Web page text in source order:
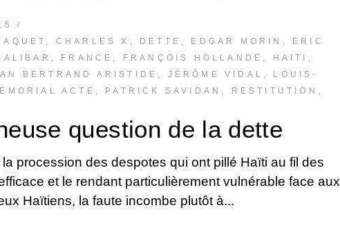
, CHARLES X , DETTE , EDGAR MORIN , ERIC
, FRANCE , FRANÇOIS HOLLANDE , HAITI ,
BERTRAND ARISTIDE , JÉRÔME VIDAL , LOUIS-
ACTE , PATRICK SAVIDAN , RESTITUTION ,
question de la dette
procession des despotes qui ont pillé Haïti au fil des
et le rendant particulièrement vulnérable face aux
Haïtiens, la faute incombe plutôt à